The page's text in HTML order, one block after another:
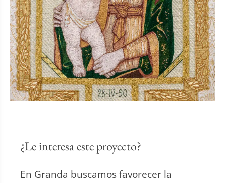
¿Le interesa este proyecto?
En Granda buscamos favorecer la